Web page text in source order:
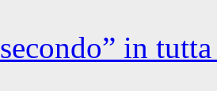
secondo” in